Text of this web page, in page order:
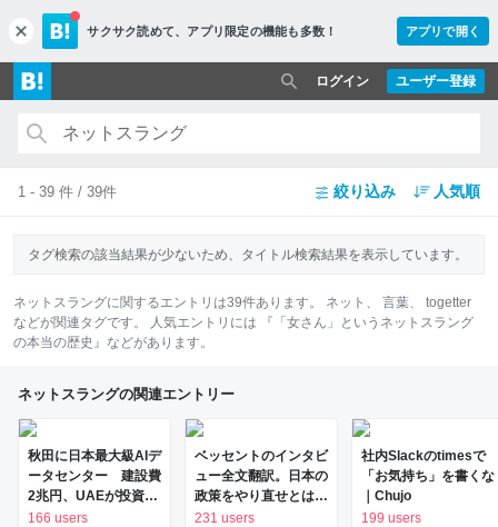
c
l
o
s
e
サクサク読めて、 アプリ限定の機能も多数！ アプリで開く
ユーザー登録
ログイン
1 - 39 件 / 39件 絞り込み 人気順
タグ検索の該当結果が少ないため、タイトル検索結果を表示しています。
ネットスラングに関するエントリは39件あります。 ネット 、 言葉、 togetter
などが関連タグです。 人気エントリには
『「女さん」というネットスラング
の本当の歴史』 などがあります。
ネットスラングの関連エントリー
秋田に日本最大級AIデ
ータセンター 建設費
2兆円、UAEが投資へ
- 日本経済新聞
166 users
ベッセントのインタビ
ュー全文翻訳。日本の
政策をやり直せとはっ
きり言っている
231 users
社内Slackのtimesで
「お気持ち」を書くな
｜Chujo
199 users